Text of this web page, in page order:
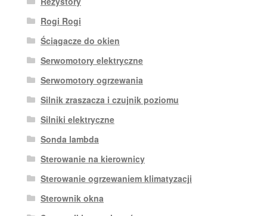
Rogi Rogi
Ściągacze do okien
Serwomotory elektryczne
Serwomotory ogrzewania
Silnik zraszacza i czujnik poziomu
Silniki elektryczne
Sonda lambda
Sterowanie na kierownicy
Sterowanie ogrzewaniem klimatyzacji
Sterownik okna